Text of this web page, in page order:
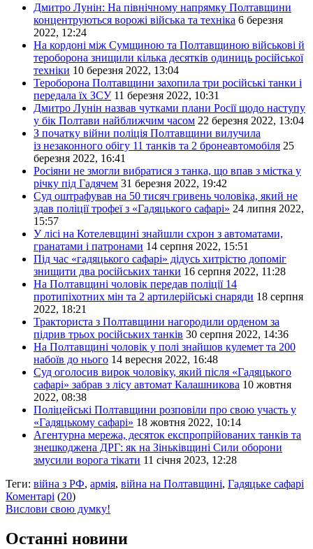
Дмитро Лунін: На північному напрямку Полтавщини
концентруються ворожі війська та техніка 6 березня
2022, 12:24
На кордоні між Сумщиною та Полтавщиною військові й
тероборона знищили кілька десятків одиниць російської
техніки 10 березня 2022, 13:04
Тероборона Полтавщини захопила три російські танки і
передала їх ЗСУ 11 березня 2022, 10:31
Дмитро Лунін назвав чутками плани Росії щодо наступу
у бік Полтави найближчим часом 22 березня 2022, 13:04
З початку війни поліція Полтавщини вилучила
із незаконного обігу 11 танків та 2 бронеавтомобіля 25
березня 2022, 16:41
Росіяни не змогли вибратися з танка, що впав з містка у
річку під Гадячем 31 березня 2022, 19:42
Суд оштрафував на 50 тисяч гривень чоловіка, який не
здав поліції трофеї з «Гадяцького сафарі» 24 липня 2022,
15:57
У лісі на Котелевщині знайшли схрон з автоматами,
гранатами і патронами 14 серпня 2022, 15:51
Під час «гадяцького сафарі» дідусь хитрістю допоміг
знищити два російських танки 16 серпня 2022, 11:28
На Полтавщині чоловік передав поліції 14
протипіхотних мін та 2 артилерійські снаряди 18 серпня
2022, 18:21
Тракториста з Полтавщини нагородили орденом за
підрив трьох російських танків 30 серпня 2022, 14:36
На Полтавщині чоловік у полі знайшов кулемет та 200
набоїв до нього 14 вересня 2022, 16:48
Суд оголосив вирок чоловіку, який після «Гадяцького
сафарі» забрав з лісу автомат Калашникова 10 жовтня
2022, 08:38
Поліцейські Полтавщини розповіли про свою участь у
«Гадяцькому сафарі» 18 жовтня 2022, 10:14
Агентурна мережа, десяток експропрійованих танків та
знешкоджена ДРГ: як на Зіньківщині Сили оборони
змусили ворога тікати 11 січня 2023, 12:28
Теги: війна з РФ, армія, війна на Полтавщині, Гадяцьке сафарі
Коментарі (20)
Вислови свою думку!
Останні новини